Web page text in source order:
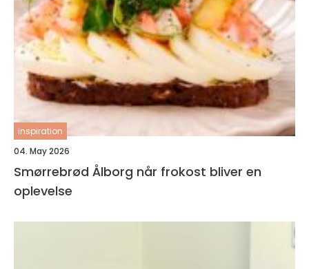
inspiration
04. May 2026
Smørrebrød Ålborg når frokost bliver en
oplevelse